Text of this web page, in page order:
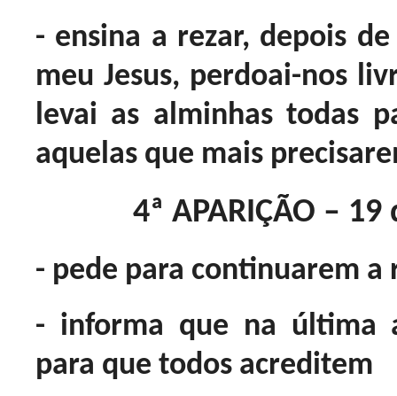
- ensina a rezar, depois
meu Jesus, perdoai-nos
levai as alminhas todas
aquelas que mais
4ª APARIÇÃO –
- pede para continuarem a
- informa que na última
para que todos acreditem